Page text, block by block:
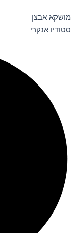
מושקא אבצן
סטודיו אנקרי